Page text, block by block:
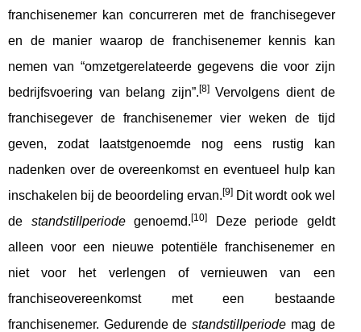
franchisenemer kan concurreren met de franchisegever
en de manier waarop de franchisenemer kennis kan
nemen van “omzetgerelateerde gegevens die voor zijn
bedrijfsvoering van belang zijn”.[8]Vervolgens dient de
franchisegever de franchisenemer vier weken de tijd
geven, zodat laatstgenoemde nog eens rustig kan
nadenken over de overeenkomst en eventueel hulp kan
inschakelen bij de beoordeling ervan.[9] Dit wordt ook wel
de standstillperiodegenoemd.[10]
Deze periode geldt
alleen voor een nieuwe potentiële franchisenemer en
niet voor het verlengen of vernieuwen van een
franchiseovereenkomst met een bestaande
franchisenemer. Gedurende destandstillperiode mag de